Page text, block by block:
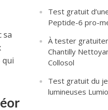
sa
qui
Test gratuit
Peptide-6 pro-
À tester
Chantilly
Collosol
Test gratuit du
lumineuses